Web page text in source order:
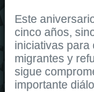
Este
cinco años,
iniciativas para
migrantes y
sigue
importante